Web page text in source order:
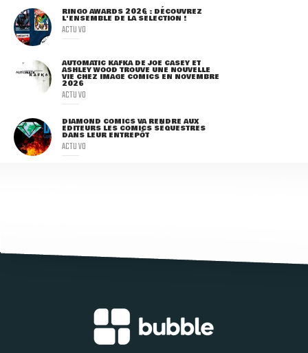
RINGO AWARDS 2026 : DÉCOUVREZ
L'ENSEMBLE DE LA SÉLECTION !
ACTU VO
AUTOMATIC KAFKA DE JOE CASEY ET
ASHLEY WOOD TROUVE UNE NOUVELLE
VIE CHEZ IMAGE COMICS EN NOVEMBRE
2026
ACTU VO
DIAMOND COMICS VA RENDRE AUX
ÉDITEURS LES COMICS SÉQUESTRÉS
DANS LEUR ENTREPÔT
ACTU VO